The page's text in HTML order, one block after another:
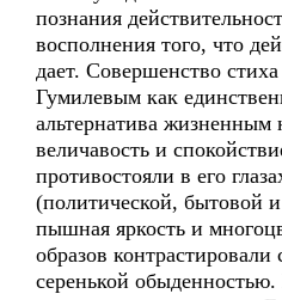
познания
восполнения того, что
дает. Совершенство
Гумилевым как
альтернатива жизненным
величавость и
противостояли в его
(политической, бытовой
пышная яркость и
образов контрастировали
серенькой